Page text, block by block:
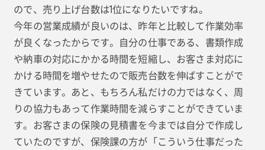
ので、売り上げ台数は1位になりたいですね。
今年の営業成績が良いのは、昨年と比較して作業効率
が良くなったからです。自分の仕事である、書類作成
や納車の対応にかかる時間を短縮し、お客さま対応に
かける時間を増やせたので販売台数を伸ばすことがで
きています。あと、もちろん私だけの力ではなく、周
りの協力もあって作業時間を減らすことができていま
す。お客さまの保険の見積書を今までは自分で作成し
ていたのですが、保険課の方が「こういう仕事だった